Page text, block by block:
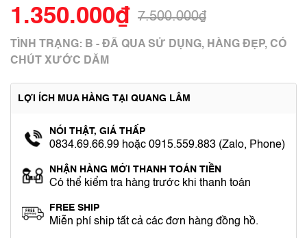
1.350.000₫ 7.500.000₫
TÌNH TRẠNG: B - ĐÃ QUA SỬ DỤNG, HÀNG ĐẸP, CÓ
CHÚT XƯỚC DĂM
LỢI ÍCH MUA HÀNG TẠI QUANG LÂM
NÓI THẬT, GIÁ THẤP
0834.69.66.99 hoặc 0915.559.883 (Zalo, Phone)
NHẬN HÀNG MỚI THANH TOÁN TIỀN
Có thể kiểm tra hàng trước khi thanh toán
FREE SHIP
Miễn phí ship tất cả các đơn hàng đồng hồ.